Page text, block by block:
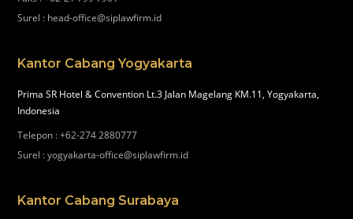
Surel : head-office@siplawfirm.id
Kantor Cabang Yogyakarta
Prima SR Hotel & Convention Lt.3 Jalan Magelang KM.11, Yogyakarta,
Indonesia
Telepon :+62-274 2880777
Surel :yogyakarta-office@siplawfirm.id
Kantor Cabang Surabaya